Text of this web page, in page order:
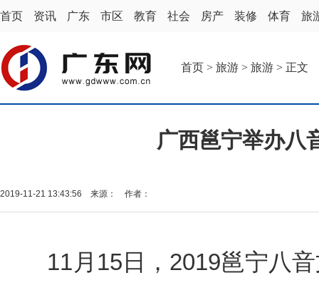
首页 资讯 广东 市区 教育 社会 房产 装修 体育 旅
首页 > 旅游 > 旅游 > 正文
广西邕宁举办八
2019-11-21 13:43:56 来源： 作者：
11月15日，2019邕宁八音